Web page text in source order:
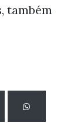
também